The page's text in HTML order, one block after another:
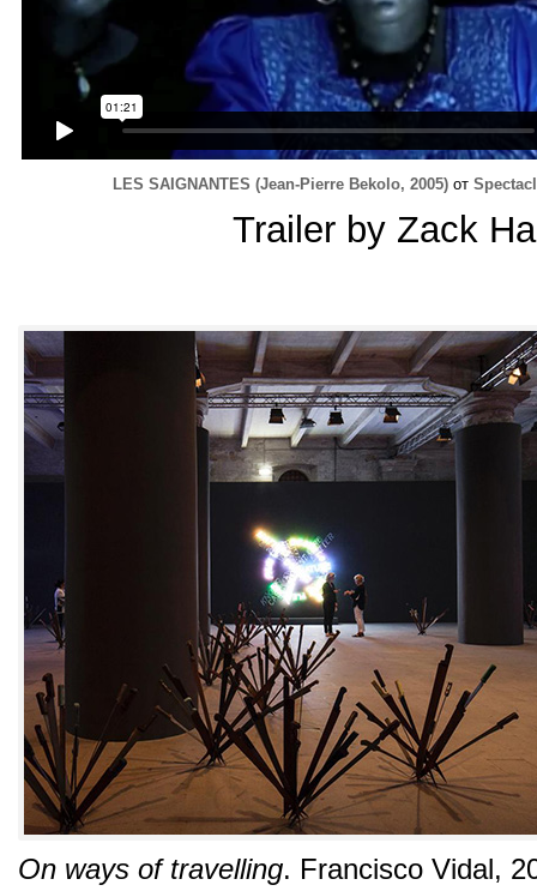
LES SAIGNANTES (Jean-Pierre Bekolo, 2005) от
Trailer by Zack
On ways of travelling. Francisco Vidal,